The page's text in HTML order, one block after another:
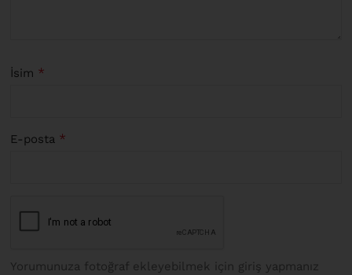
İsim *
E-posta *
Yorumunuza fotoğraf ekleyebilmek için giriş yapmanız